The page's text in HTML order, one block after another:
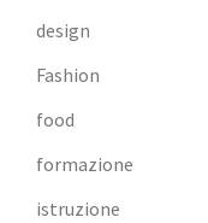
design
Fashion
food
formazione
istruzione